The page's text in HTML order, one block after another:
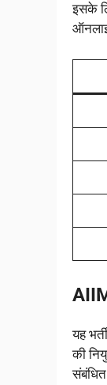
इसके
यह
की
संबंधित